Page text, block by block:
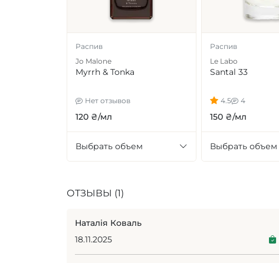
Распив
Jo Malone
Myrrh & Tonka
Нет отзывов
120 ₴/мл
Выбрать объем
Распив
Le Labo
Santal 33
4.5 4
150 ₴/мл
Выбрать объем
ОТЗЫВЫ (1)
Наталія Коваль
18.11.2025